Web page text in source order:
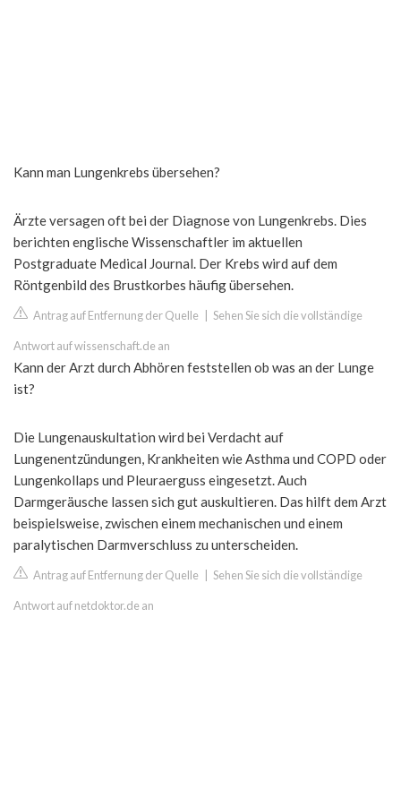
Kann man Lungenkrebs übersehen?
Ärzte versagen oft bei der Diagnose von Lungenkrebs. Dies
berichten englische Wissenschaftler im aktuellen
Postgraduate Medical Journal. Der Krebs wird auf dem
Röntgenbild des Brustkorbes häufig übersehen.
Antrag auf Entfernung der Quelle Sehen Sie sich die vollständige
Antwort auf wissenschaft.de an
Kann der Arzt durch Abhören feststellen ob was an der Lunge
ist?
Die Lungenauskultation wird bei Verdacht auf
Lungenentzündungen, Krankheiten wie Asthma und COPD oder
Lungenkollaps und Pleuraerguss eingesetzt. Auch
Darmgeräusche lassen sich gut auskultieren. Das hilft dem Arzt
beispielsweise, zwischen einem mechanischen und einem
paralytischen Darmverschluss zu unterscheiden.
Antrag auf Entfernung der Quelle Sehen Sie sich die vollständige
Antwort auf netdoktor.de an